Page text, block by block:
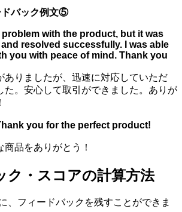
ドバック例文⑤
problem with the product, but it was
resolved successfully. I was able
you with peace of mind. Thank you
ありましたが、迅速に対応していただ
た。安心して取引ができました。ありが
you for the perfect product!
品をありがとう！
ク・スコアの計算方法
、フィードバックを残すことができま